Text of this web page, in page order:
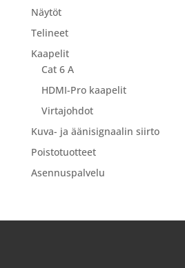
Näytöt
Telineet
Kaapelit
Cat 6 A
HDMI-Pro kaapelit
Virtajohdot
Kuva- ja äänisignaalin siirto
Poistotuotteet
Asennuspalvelu